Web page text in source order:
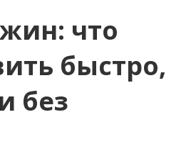
что
быстро,
без